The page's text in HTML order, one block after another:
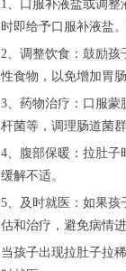
1、口服补液盐或调
时即给予口服补液盐
2、调整饮食：鼓励孩
性食物，以免增加胃肠
3、药物治疗：口服蒙
杆菌等，调理肠道菌
4、腹部保暖：拉肚
缓解不适。
5、及时就医：如果
估和治疗，避免病情进
当孩子出现拉肚子拉